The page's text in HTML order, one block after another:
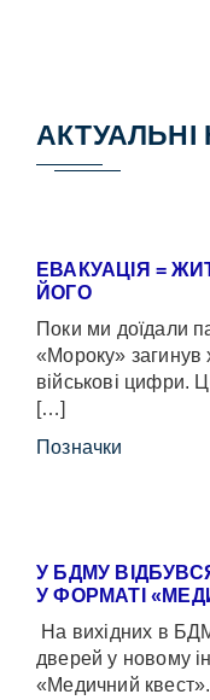
ЕВАКУАЦІЯ =
ЙОГО
Поки ми доїдали
«Мороку» загинув
військові цифри.
[…]
Позначки
У БДМУ
У ФОРМАТІ
На вихідних в
дверей у новому
«Медичний